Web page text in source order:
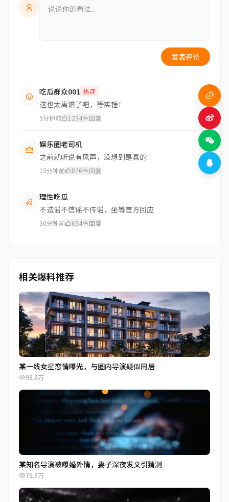
发表评论
吃瓜群众001 热评
这也太离谱了吧，等实锤！
5分钟前 1234 回复
娱乐圈老司机
之前就听说有风声，没想到是真的
15分钟前 876 回复
理性吃瓜
不造谣不信谣不传谣，坐等官方回应
30分钟前 654 回复
相关爆料推荐
某一线女星恋情曝光，与圈内导演疑似同居
98.8万
某知名导演被曝婚外情，妻子深夜发文引猜测
76.5万